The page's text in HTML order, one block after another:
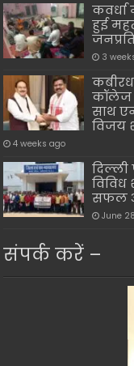
हुई
3
कॉलेज
साथ
विजय
4 weeks ago
विविध
सफल
June
संपर्क करें –